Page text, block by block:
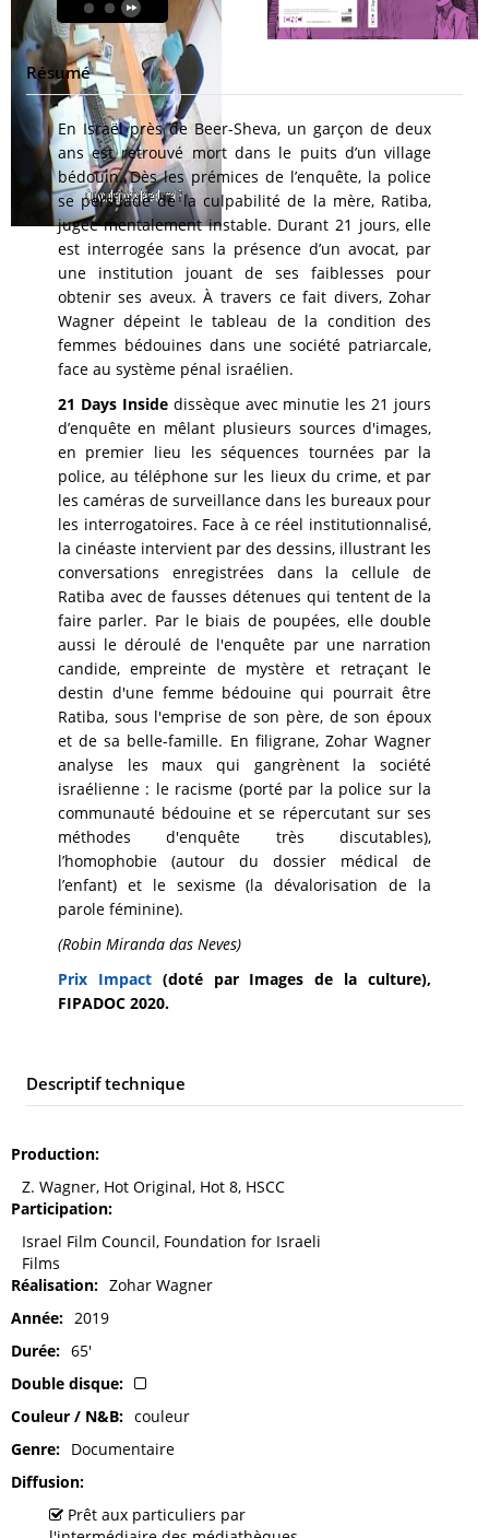
Résumé
En Israël près de Beer-Sheva, un garçon de deux
ans est retrouvé mort dans le puits d’un village
bédouin. Dès les prémices de l’enquête, la police
se persuade de la culpabilité de la mère, Ratiba,
jugée mentalement instable. Durant 21 jours, elle
est interrogée sans la présence d’un avocat, par
une institution jouant de ses faiblesses pour
obtenir ses aveux. À travers ce fait divers, Zohar
Wagner dépeint le tableau de la condition des
femmes bédouines dans une société patriarcale,
face au système pénal israélien.
21 Days Insidedissèque avec minutie les 21 jours
d’enquête en mêlant plusieurs sources d'images,
en premier lieu les séquences tournées par la
police, au téléphone sur les lieux du crime, et par
les caméras de surveillance dans les bureaux pour
les interrogatoires. Face à ce réel institutionnalisé,
la cinéaste intervient par des dessins, illustrant les
conversations enregistrées dans la cellule de
Ratiba avec de fausses détenues qui tentent de la
faire parler. Par le biais de poupées, elle double
aussi le déroulé de l'enquête par une narration
candide, empreinte de mystère et retraçant le
destin d'une femme bédouine qui pourrait être
Ratiba, sous l'emprise de son père, de son époux
et de sa belle-famille. En filigrane, Zohar Wagner
analyse les maux qui gangrènent la société
israélienne : le racisme (porté par la police sur la
communauté bédouine et se répercutant sur ses
méthodes d'enquête très discutables),
l’homophobie (autour du dossier médical de
l’enfant) et le sexisme (la dévalorisation de la
parole féminine).
(Robin Miranda das Neves)
Prix Impact(doté par Images de la culture),
FIPADOC 2020.
Descriptif technique
Production
Z. Wagner, Hot Original, Hot 8, HSCC
Participation
Israel Film Council, Foundation for Israeli
Films
Réalisation
Zohar Wagner
Année
2019
Durée
65'
Double disque
Couleur / N&B
couleur
Genre
Documentaire
Diffusion
Prêt aux particuliers par